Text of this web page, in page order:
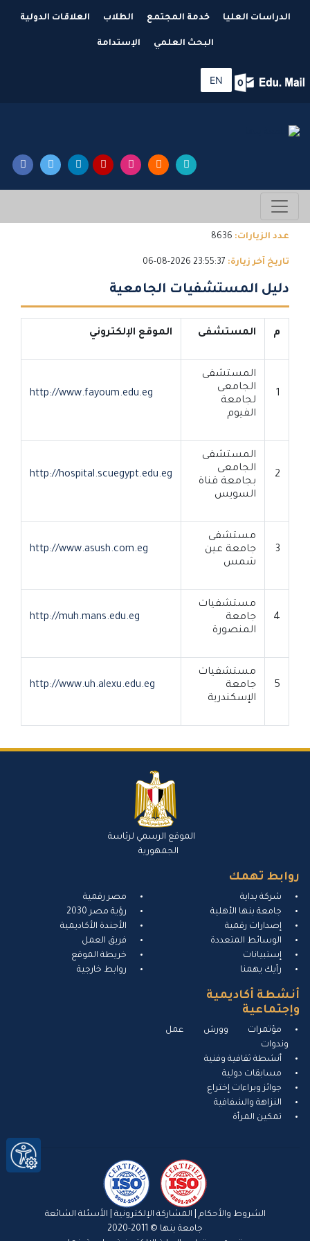
الدراسات العليا خدمة المجتمع الطلاب العلاقات الدولية
البحث العلمي الإستدامة
EN
عدد الزيارات: 8636
تاريخ آخر زيارة: 23:55:37 2026-08-06
دليل المستشفيات الجامعية
م المستشفى الموقع الإلكتروني
1
المستشفى
الجامعى
لجامعة
الفيوم
http://www.fayoum.edu.eg
2
المستشفى
الجامعى
بجامعة قناة
السويس
http://hospital.scuegypt.edu.eg
3
مستشفى
جامعة عين
شمس
http://www.asush.com.eg
4
مستشفيات
جامعة
المنصورة
http://muh.mans.edu.eg
5
مستشفيات
جامعة
الإسكندرية
http://www.uh.alexu.edu.eg
الموقع الرسمي لرئاسة
الجمهورية
روابط تهمك
شركة بداية
جامعة بنها الأهلية
إصدارات رقمية
الوسائط المتعددة
إستبيانات
رأيك يهمنا
مصر رقمية
رؤية مصر 2030
الأجندة الأكاديمية
فريق العمل
خريطة الموقع
روابط خارجية
أنشطة أكاديمية
وإجتماعية
مؤتمرات وورش عمل
وندوات
أنشطة ثقافية وفنية
مسابقات دولية
جوائز وبراءات إختراع
النزاهة والشفافية
تمكين المرأة
الشروط والأحكام المشاركة الإلكترونية
الأسئلة الشائعة
جامعة بنها © 2011-2020